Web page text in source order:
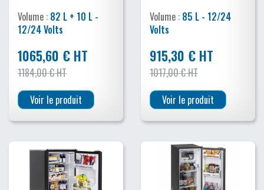
Volume : 82 L + 10 L -
12/24 Volts
1065,60 € HT
1184,00 € HT
Voir le produit
Volume : 85 L - 12/24
Volts
915,30 € HT
1017,00 € HT
Voir le produit